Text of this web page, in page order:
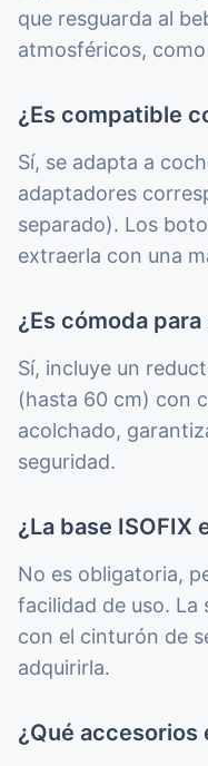
que resguarda al
atmosféricos,
¿Es compatible
Sí, se adapta a
adaptadores
separado). Los
extraerla con una
¿Es cómoda
Sí, incluye un
(hasta 60 cm) con
acolchado,
seguridad.
¿La base ISOFIX
No es obligatoria,
facilidad de uso.
con el cinturón de
adquirirla.
¿Qué accesorios